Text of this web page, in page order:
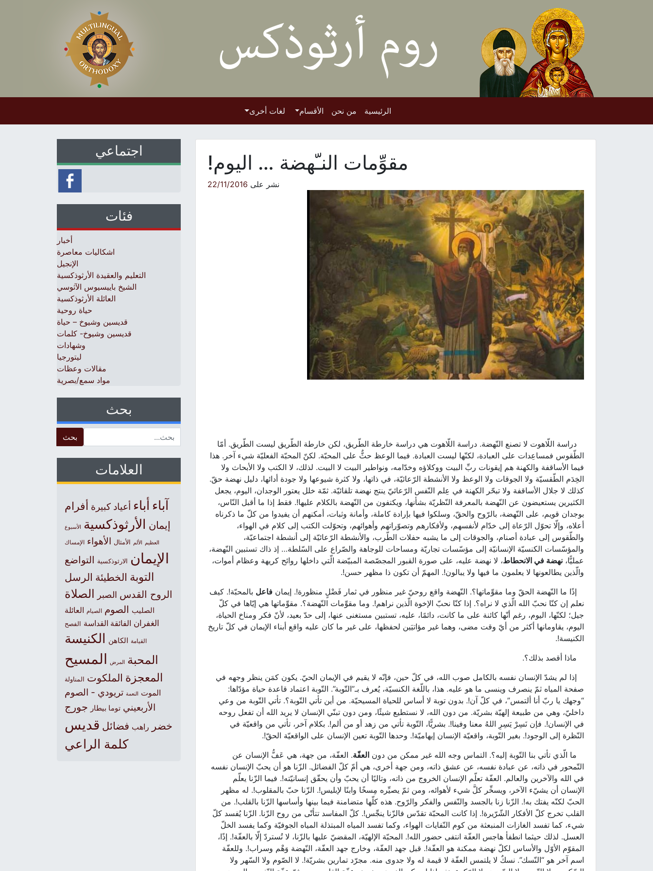
الرئيسية من نحن الأقسام لغات أخرى
مقوِّمات النـّهضة … اليوم!
نشر على 22/11/2016
دراسة اللّاهوت لا تصنع النّهضة. دراسة اللّاهوت هي دراسة خارطة الطّريق، لكن خارطة الطّريق ليست الطّريق. أمّا
الطّقوس فمساعِدات على العبادة، لكنّها ليست العبادة. فيما الوعظ حثٌّ على المحبّة. لكنّ المحبّة الفعليّة شيء آخر. هذا
فيما الأساقفة والكهنة هم إيقونات ربِّ البيت ووكلاؤه وخدّامه، ونواطير البيت لا البيت. لذلك، لا الكتب ولا الأبحاث ولا
الخِدَم الطّقسيّة ولا الجوقات ولا الوعظ ولا الأنشطة الرّعائيّة، في ذاتها، ولا كثرة شيوعها ولا جودة أدائها، دليل نهضة حقّ.
كذلك لا جلال الأساقفة ولا تبحّر الكهنة في عِلم النّفس الرّعائيّ ينتج نهضة تلقائيّة. ثمّة خلل يعتور الوجدان، اليوم، يجعل
الكثيرين يستعيضون عن النّهضة بالمعرفة النّظريّة بشأنها، ويكتفون من النّهضة بالكلام عليها!. فقط إذا ما أقبل النّاس،
بوجدان قويم، على النّهضة، بالرّوح والحقّ، وسلكوا فيها بإرادة كاملة، وأمانة وثبات، أمكنهم أن يفيدوا من كلّ ما ذكرناه
أعلاه، وإلّا تحوّل الرّعاة إلى خدّام لأنفسهم، ولأفكارهم وتصوّراتهم وأهوائهم، وتحوّلت الكتب إلى كلام في الهواء،
والطّقوس إلى عبادة أصنام، والجوقات إلى ما يشبه حفلات الطّرب، والأنشطة الرّعائيّة إلى أنشطة اجتماعيّة،
والمؤسّسات الكنسيّة الإنسانيّة إلى مؤسّسات تجاريّة ومساحات للوجاهة والصّراع على السّلطة… إذ ذاك تستبين النّهضة،
عمليًّا، نهضة في الانحطاط، لا نهضة عليه، على صورة القبور المجصّصة المبيّضة الّتي داخلها روائح كريهة وعظام أموات،
والّذين يطالعونها لا يعلمون ما فيها ولا يبالون!. المهمّ أن تكون ذا مظهر حسن!.
إذًا ما النّهضة الحقّ وما مقوِّماتها؟. النّهضة واقع روحيّ غير منظور في ثمار فَضْلٍ منظورة!. إيمان فاعل بالمحبّة!. كيف
نعلم إن كنّا نحبّ الله الّذي لا نراه؟. إذا كنّا نحبّ الإخوة الّذين نراهم!. وما مقوِّمات النّهضة؟. مقوِّماتها هي إيّاها في كلّ
جيل؛ لكنّها، اليوم، رغم أنّها كائنة على ما كانت، دائمًا، عليه، تستبين مستغنى عنها، إلى حدّ بعيد، لأنّ فكر ومناخ الحياة،
اليوم، يقاومانها أكثر من أيّ وقت مضى، وهما غير مؤاتيَين لحفظها، على غير ما كان عليه واقع أبناء الإيمان في كلّ تاريخ
الكنيسة!.
ماذا أقصد بذلك؟.
إذا لم يشدّ الإنسان نفسه بالكامل صوب الله، في كلّ حين، فإنّه لا يقيم في الإيمان الحيّ. يكون كمَن ينظر وجهه في
صفحة المياه ثمّ ينصرف وينسى ما هو عليه. هذا، باللّغة الكنسيّة، يُعرف بـ”التّوبة”. التّوبة اعتماد قاعدة حياة مؤدّاها:
“وجهك يا ربّ أنا ألتمس”، في كلّ آن!. بدون توبة لا أساس للحياة المسيحيّة. من أين تأتي التّوبة؟. تأتي التّوبة من وعي
داخليّ، وهي من طبيعة إلهيّة بشريّة. من دون الله، لا نستطيع شيئًا، ومن دون تبنّي الإنسان لا يريد الله أن تفعل روحه
في الإنسان!. فإن نَسِرْ يَسِرِ اللهُ معنا وفينا!. بشريًّا، التّوبة تأتي من زهد أو من ألم!. بكلام آخر، تأتي من واقعيّة في
النّظرة إلى الوجود!. بغير التّوبة، واقعيّة الإنسان إيهاميّة!. وحدها التّوبة تعين الإنسان على الواقعيّة الحقّ!.
ما الّذي تأتي بنا التّوبة إليه؟. التماس وجه الله غير ممكن من دون العفّة. العفّة، من جهة، هي عَفُّ الإنسان عن
التّمحور في ذاته، عن عبادة نفسه، عن عشق ذاته، ومن جهة أخرى، هي أمّ كلّ الفضائل. الزّنا هو أن يحبّ الإنسان نفسه
في الله والآخرين والعالم. العفّة تعلّم الإنسان الخروج من ذاته، وتاليًا أن يحبّ وأن يحقّق إنسانيّته!. فيما الزّنا يعلّم
الإنسان أن يشيّء الآخر، ويسخِّر كلَّ شيء لأهوائه، ومن ثمّ يصيِّره مِسخًا وابنًا لإبليس!. الزّنا حبّ بالمقلوب!. له مظهر
الحبّ لكنّه يفتك به!. الزّنا زنا بالجسد والنّفس والفكر والرّوح. هذه كلّها متضامنة فيما بينها وأساسها الزّنا بالقلب!. من
القلب تخرج كلّ الأفكار الشّرّيرة!. إذا كانت المحبّة تقدّس فالزّنا ينجِّس!. كلّ المفاسد تتأتّى من روح الزّنا. الزّنا يُفسد كلّ
شيء، كما تفسد الغازات المنبعثة من كوم النّفايات الهواء، وكما تفسد المياه المبتذلة المياه الجوفيّة وكما يفسد الخلّ
العسل. لذلك حيثما انطفأ هاجس العفّة انتفى حضور الله!. المحبّة الإلهيّة، المقضيّ عليها بالزّنا، لا تُستردّ إلّا بالعفّة!. إذًا،
المقوّم الأوّل والأساس لكلّ نهضة ممكنة هو العفّة!. قبل جهد العفّة، وخارج جهد العفّة، النّهضة وَهْم وسراب!. وللعفّة
اسم آخر هو “النّسك”. نسكٌ لا يلتمس العفّة لا قيمة له ولا جدوى منه. مجرّد تمارين بشريّة!. لا الصّوم ولا السّهر ولا
اجتماعي
فئات
أخبار
اشكاليات معاصرة
الإنجيل
التعليم والعقيدة الأرثوذكسية
الشيخ باييسيوس الآثوسي
العائلة الأرثوذكسية
حياة روحية
قديسين وشيوخ – حياة
قديسين وشيوخ- كلمات
وشهادات
ليتورجيا
مقالات وعظات
مواد سمع/بصرية
بحث
العلامات
آباء أباء أعياد كبيرة أفرام
إيمان الأرثوذكسية الأسبوع
العظيم الألم الأمثال الأهواء الإمساك
الإيمان الارثوذكسية التواضع
التوبة الخطيئة الرسل
الروح القدس الصبر الصلاة
الصليب الصوم الصيام العائلة
الغفران الفائقة القداسة الفصح
القيامة الكاهن الكنيسة
المحبة المرض المسيح
المعجزة الملكوت المناولة
الموت النعمة تريودي - الصوم
الأربعيني توما بيطار جورج
خضر راهب فضائل قديس
كلمة الراعي